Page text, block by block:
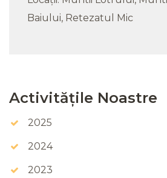
Baiului, Retezatul Mic
Activitățile Noastre
2025
2024
2023